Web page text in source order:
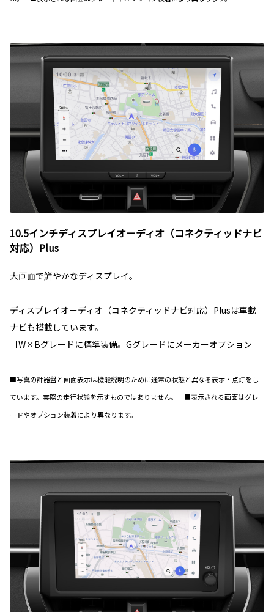
10.5インチディスプレイオーディオ（コネクティッドナビ
対応）Plus
大画面で鮮やかなディスプレイ。
ディスプレイオーディオ（コネクティッドナビ対応）Plusは車載
ナビも搭載しています。
［W×Bグレードに標準装備。Gグレードにメーカーオプション］
■写真の計器盤と画面表示は機能説明のために通常の状態と異なる表示・点灯をし
ています。実際の走行状態を示すものではありません。 ■表示される画面はグレ
ードやオプション装着により異なります。